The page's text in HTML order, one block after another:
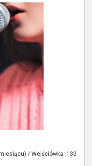
/ Wejściówka: 130